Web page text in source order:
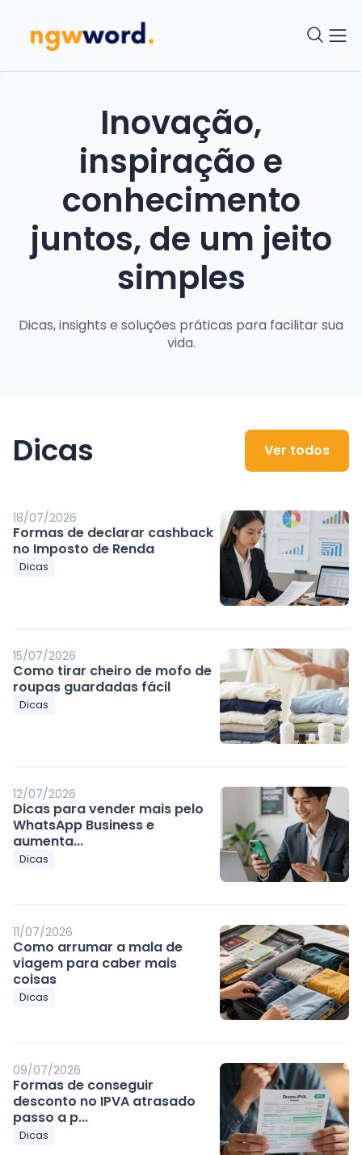
Inovação,
inspiração e
conhecimento
juntos, de um jeito
simples
Dicas, insights e soluções práticas para facilitar sua
vida.
Dicas Ver todos
18/07/2026
Formas de declarar cashback
no Imposto de Renda
Dicas
15/07/2026
Como tirar cheiro de mofo de
roupas guardadas fácil
Dicas
12/07/2026
Dicas para vender mais pelo
WhatsApp Business e
aumenta...
Dicas
11/07/2026
Como arrumar a mala de
viagem para caber mais
coisas
Dicas
09/07/2026
Formas de conseguir
desconto no IPVA atrasado
passo a p...
Dicas